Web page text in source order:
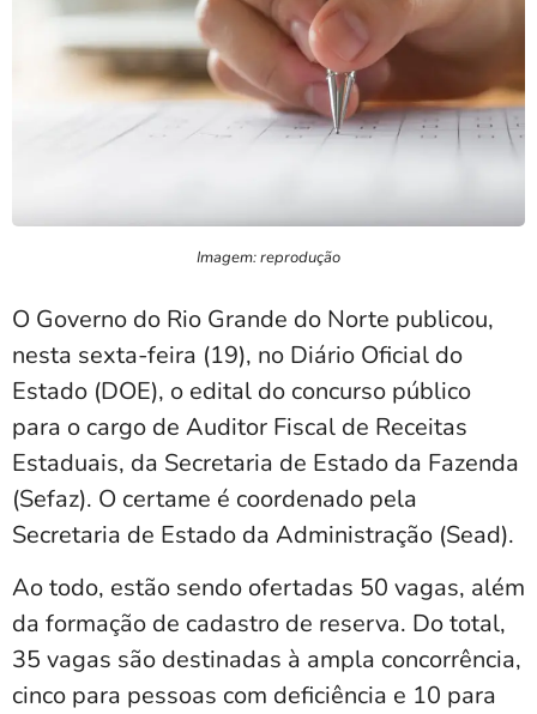
Imagem: reprodução
O Governo do Rio Grande do Norte publicou,
nesta sexta-feira (19), no Diário Oficial do
Estado (DOE), o edital do concurso público
para o cargo de Auditor Fiscal de Receitas
Estaduais, da Secretaria de Estado da Fazenda
(Sefaz). O certame é coordenado pela
Secretaria de Estado da Administração (Sead).
Ao todo, estão sendo ofertadas 50 vagas, além
da formação de cadastro de reserva. Do total,
35 vagas são destinadas à ampla concorrência,
cinco para pessoas com deficiência e 10 para